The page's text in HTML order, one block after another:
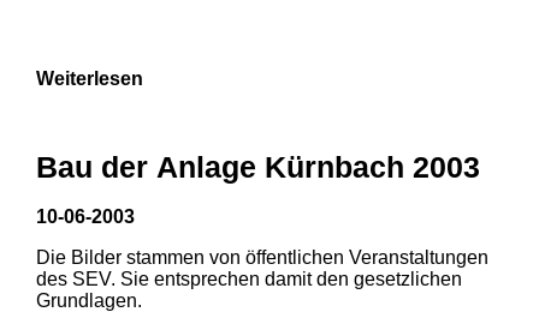
3
Weiterlesen
Bau der Anlage Kürnbach 2003
10-06-2003
Die Bilder stammen von öffentlichen Veranstaltungen
des SEV. Sie entsprechen damit den gesetzlichen
Grundlagen.